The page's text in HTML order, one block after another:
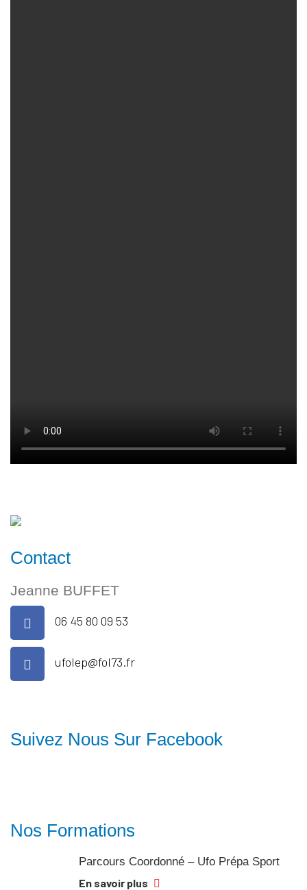
Contact
Jeanne BUFFET
06 45 80 09 53
ufolep@fol73.fr
Suivez Nous Sur Facebook
Nos Formations
Parcours Coordonné – Ufo Prépa Sport
En savoir plus